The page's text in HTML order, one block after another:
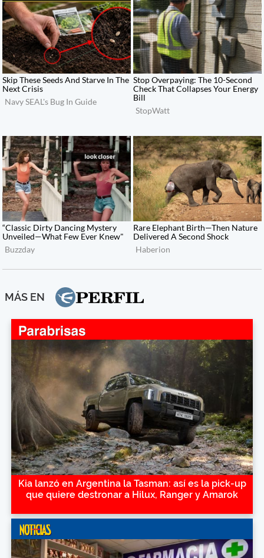
MÁS EN
Kia lanzó en Argentina la Tasman: así es la pick-up
que quiere destronar a Hilux, Ranger y Amarok